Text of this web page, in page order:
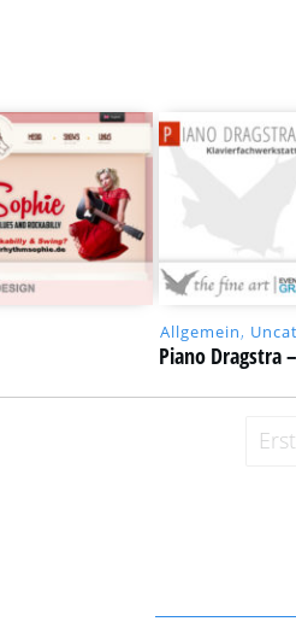
Allgemein,
Piano Dragstra